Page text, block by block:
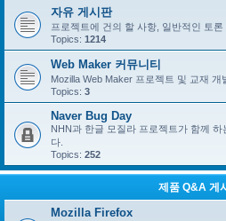
자유 게시판
프로젝트에 건의 할 사항, 일반적인 토
Topics: 1214
Web Maker 커뮤니티
Mozilla Web Maker 프로젝트 및 교재
Topics: 3
Naver Bug Day
NHN과 한글 모질라 프로젝트가 함께
다.
Topics: 252
제품 Q&A 게
Mozilla Firefox